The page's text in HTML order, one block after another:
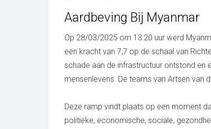
Aardbeving Bij Myanmar
Op 28/03/2025 om 13:20 uur werd
een kracht van 7,7 op de schaal van
schade aan de infrastructuur ontstond en
mensenlevens. De teams van Artsen van
Deze ramp vindt plaats op een moment
politieke, economische, sociale,